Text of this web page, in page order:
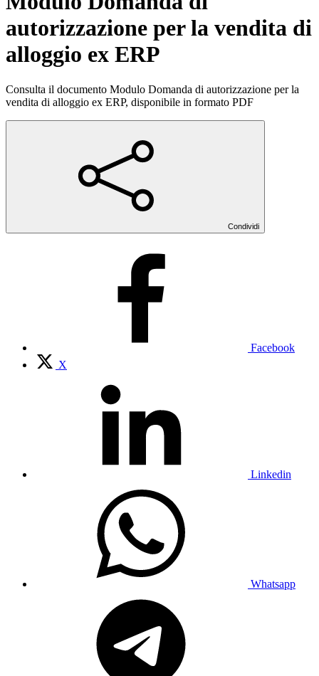
autorizzazione per la vendita di
alloggio ex ERP
Consulta il documento Modulo Domanda di autorizzazione per la
vendita di alloggio ex ERP, disponibile in formato PDF
Condividi
Facebook
X
Linkedin
Whatsapp